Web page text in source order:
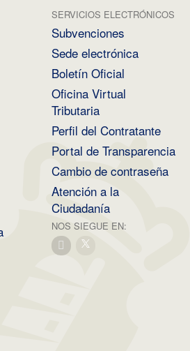
SERVICIOS ELECTRÓNICOS
Subvenciones
Sede electrónica
Boletín Oficial
Oficina Virtual
Tributaria
Perfil del Contratante
Portal de Transparencia
Cambio de contraseña
Atención a la
Ciudadanía
NOS SIEGUE EN: